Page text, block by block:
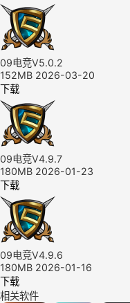
09电竞V5.0.2
152MB 2026-03-20
下载
09电竞V4.9.7
180MB 2026-01-23
下载
09电竞V4.9.6
180MB 2026-01-16
下载
相关软件